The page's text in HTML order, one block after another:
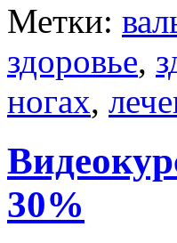
Метки:
здоровье,
ногах,
30%